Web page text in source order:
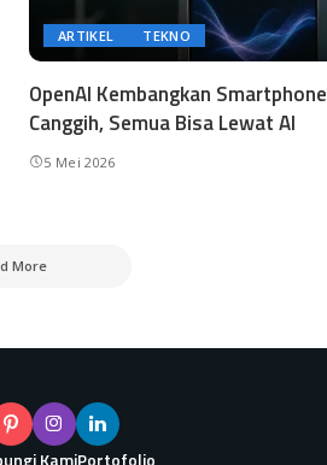
ARTIKEL TEKNO
OpenAI Kembangkan Smartphone
Canggih, Semua Bisa Lewat AI
5 Mei 2026
More
KamiPortofolio